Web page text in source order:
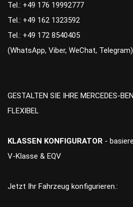
Tel.: +49 176 19992777
Tel.: +49 162 1323592
Tel.: +49 172 8540405
(WhatsApp, Viber, WeChat, Telegram)
GESTALTEN SIE IHRE MERCEDES-
FLEXIBEL
KLASSEN KONFIGURATOR -
V-Klasse & EQV
Jetzt Ihr Fahrzeug konfigurieren.: